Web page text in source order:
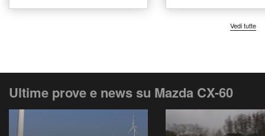
Vedi tutte
Ultime prove e news su Mazda CX-60